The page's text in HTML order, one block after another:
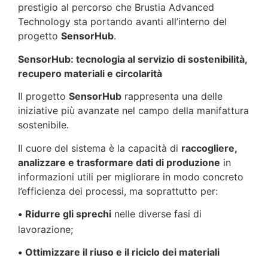
prestigio al percorso che Brustia Advanced
Technology sta portando avanti all’interno del
progetto SensorHub.
SensorHub: tecnologia al servizio di sostenibilità,
recupero materiali e circolarità
Il progetto SensorHub rappresenta una delle
iniziative più avanzate nel campo della manifattura
sostenibile.
Il cuore del sistema è la capacità di raccogliere,
analizzare e trasformare dati di produzione in
informazioni utili per migliorare in modo concreto
l’efficienza dei processi, ma soprattutto per:
• Ridurre gli sprechi nelle diverse fasi di
lavorazione;
• Ottimizzare il riuso e il riciclo dei materiali